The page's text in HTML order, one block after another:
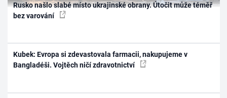
Rusko našlo slabé místo ukrajinské obrany. Útočit může téměř
bez varování
Kubek: Evropa si zdevastovala farmacii, nakupujeme v
Bangladéši. Vojtěch ničí zdravotnictví